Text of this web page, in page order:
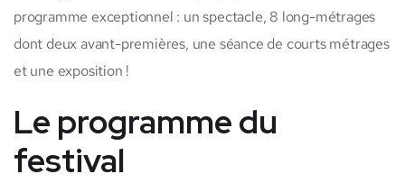
programme exceptionnel : un spectacle, 8 long-métrages
dont deux avant-premières, une séance de courts métrages
et une exposition !
Le programme du
festival